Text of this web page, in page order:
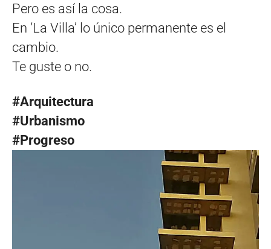
Pero es así la cosa.
En ‘La Villa’ lo único permanente es el
cambio.
Te guste o no.
#Arquitectura
#Urbanismo
#Progreso